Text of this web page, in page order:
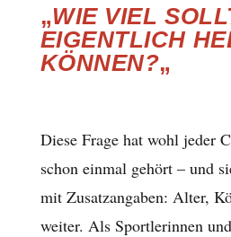
„WIE VIEL
EIGENTLICH
KÖNNEN?„
Diese Frage hat wohl jeder
schon einmal gehört – und
mit Zusatzangaben: Alter,
weiter. Als Sportlerinnen